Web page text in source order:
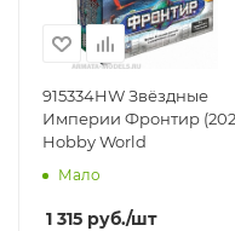
915334HW Звёздные
Империи Фронтир
Hobby World
Мало
1 315 руб./шт